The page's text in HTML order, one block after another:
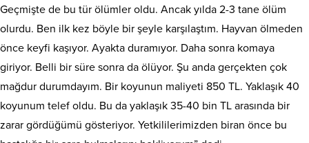
Geçmişte de bu tür ölümler oldu. Ancak yılda 2-3 tane ölüm
olurdu. Ben ilk kez böyle bir şeyle karşılaştım. Hayvan ölmeden
önce keyfi kaşıyor. Ayakta duramıyor. Daha sonra komaya
giriyor. Belli bir süre sonra da ölüyor. Şu anda gerçekten çok
mağdur durumdayım. Bir koyunun maliyeti 850 TL. Yaklaşık 40
koyunum telef oldu. Bu da yaklaşık 35-40 bin TL arasında bir
zarar gördüğümü gösteriyor. Yetkililerimizden biran önce bu